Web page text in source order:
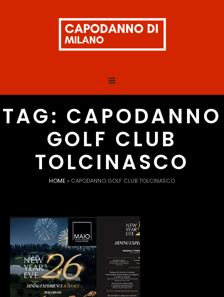
TAG: CAPODANNO
GOLF CLUB
TOLCINASCO
HOME » CAPODANNO GOLF CLUB TOLCINASCO